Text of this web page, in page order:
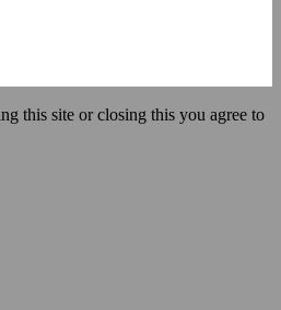
this site or closing this you agree to